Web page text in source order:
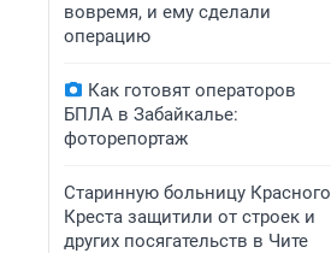
вовремя, и ему сделали
операцию
Как готовят операторов
БПЛА в Забайкалье:
фоторепортаж
Старинную больницу Красного
Креста защитили от строек и
других посягательств в Чите